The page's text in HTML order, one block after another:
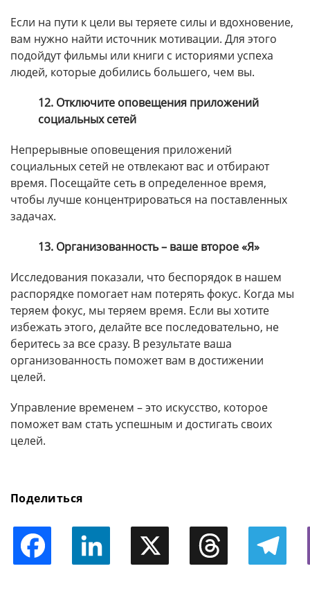
Если на пути к цели вы теряете силы и вдохновение,
вам нужно найти источник мотивации. Для этого
подойдут фильмы или книги с историями успеха
людей, которые добились большего, чем вы.
12. Отключите оповещения приложений
социальных сетей
Непрерывные оповещения приложений
социальных сетей не отвлекают вас и отбирают
время. Посещайте сеть в определенное время,
чтобы лучше концентрироваться на поставленных
задачах.
13. Организованность – ваше второе «Я»
Исследования показали, что беспорядок в нашем
распорядке помогает нам потерять фокус. Когда мы
теряем фокус, мы теряем время. Если вы хотите
избежать этого, делайте все последовательно, не
беритесь за все сразу. В результате ваша
организованность поможет вам в достижении
целей.
Управление временем – это искусство, которое
поможет вам стать успешным и достигать своих
целей.
Поделиться